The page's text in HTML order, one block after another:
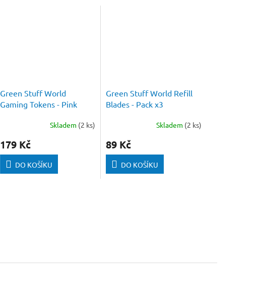
Green Stuff World
Gaming Tokens - Pink
Skladem (2 ks)
179 Kč
DO KOŠÍKU
Green Stuff World Refill
Blades - Pack x3
Skladem (2 ks)
89 Kč
DO KOŠÍKU